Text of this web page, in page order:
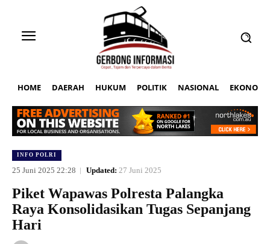
HOME DAERAH HUKUM POLITIK NASIONAL EKONOMI
INFO POLRI
25 Juni 2025 22:28 Updated: 27 Juni 2025
Piket Wapawas Polresta Palangka
Raya Konsolidasikan Tugas Sepanjang
Hari